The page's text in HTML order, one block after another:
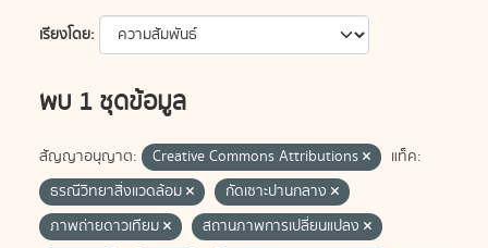
เรียงโดย
พบ 1 ชุดข้อมูล
สัญญาอนุญาต: Creative Commons Attributions
แท็ค:
ธรณีวิทยาสิ่งแวดล้อม
กัดเซาะปานกลาง
ภาพถ่ายดาวเทียม
สถานภาพการเปลี่ยนแปลง